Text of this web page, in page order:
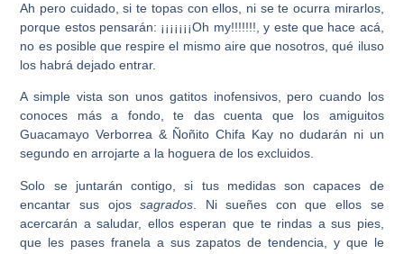
Ah pero cuidado, si te topas con ellos, ni se te ocurra mirarlos,
porque estos pensarán: ¡¡¡¡¡¡¡Oh my!!!!!!! , y este que hace acá,
no es posible que respire el mismo aire que nosotros, qué iluso
los habrá dejado entrar.
A simple vista son unos gatitos inofensivos, pero cuando los
conoces más a fondo, te das cuenta que los amiguitos
Guacamayo Verborrea & Ñoñito Chifa Kay no dudarán ni un
segundo en arrojarte a la hoguera de los excluidos.
Solo se juntarán contigo, si tus medidas son capaces de
encantar sus ojossagrados . Ni sueñes con que ellos se
acercarán a saludar, ellos esperan que te rindas a sus pies,
que les pases franela a sus zapatos de tendencia, y que le